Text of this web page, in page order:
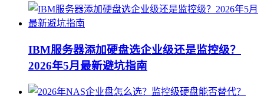
IBM服务器添加硬盘选企业级还是监控级？
2026年5月最新避坑指南